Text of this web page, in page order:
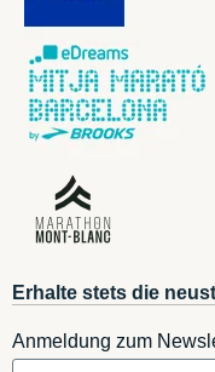
Erhalte stets die
Anmeldung zum